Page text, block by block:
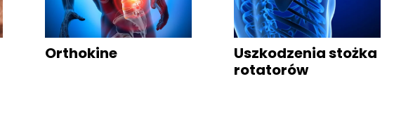
Orthokine Uszkodzeniastożka
rotatorów